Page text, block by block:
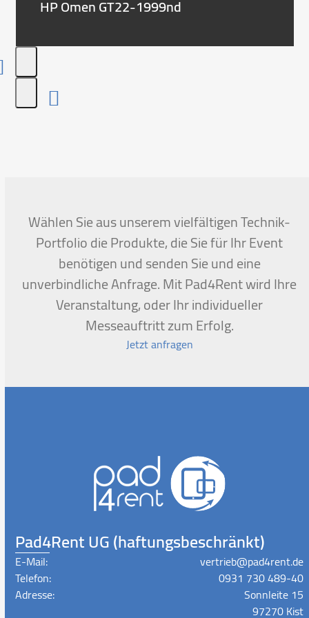
HP Omen GT22-1999nd
first
slide
Wählen Sie aus unserem vielfältigen Technik-
Portfolio die Produkte, die Sie für Ihr Event
benötigen und senden Sie und eine
unverbindliche Anfrage. Mit Pad4Rent wird Ihre
Veranstaltung, oder Ihr individueller
Messeauftritt zum Erfolg.
Jetzt anfragen
Pad4Rent UG (haftungsbeschränkt)
E-Mail:
vertrieb@pad4rent.de
Telefon:
0931 730 489-40
Adresse:
Sonnleite 15
97270 Kist